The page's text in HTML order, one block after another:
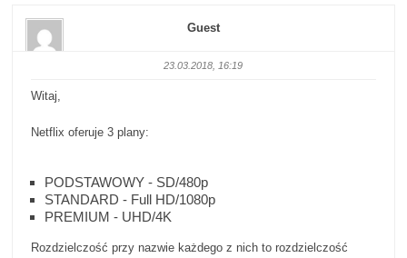
Guest
23.03.2018, 16:19
Witaj,
Netflix oferuje 3 plany:
PODSTAWOWY - SD/480p
STANDARD - Full HD/1080p
PREMIUM - UHD/4K
Rozdzielczość przy nazwie każdego z nich to rozdzielczość